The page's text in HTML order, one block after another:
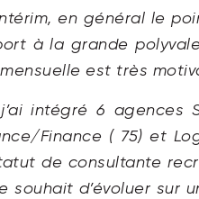
en général le
à la grande
est très
intégré 6
Finance ( 75) et
de consultante
souhait d’évoluer sur